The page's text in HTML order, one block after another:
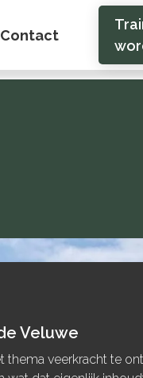
Contact
Boksen als
sessie